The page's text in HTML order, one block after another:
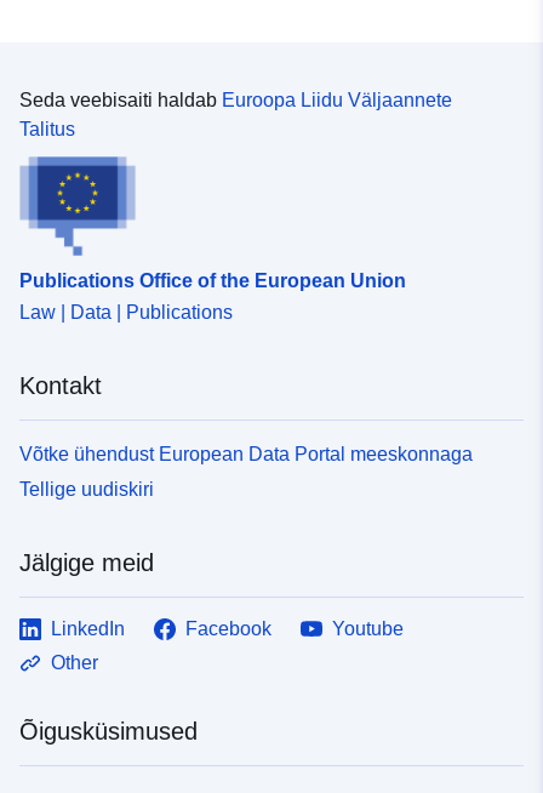
Seda veebisaiti haldab Euroopa Liidu Väljaannete
Talitus
Publications Office of the European Union
Law | Data | Publications
Kontakt
Võtke ühendust European Data Portal meeskonnaga
Tellige uudiskiri
Jälgige meid
LinkedIn Facebook
Youtube
Other
Õigusküsimused